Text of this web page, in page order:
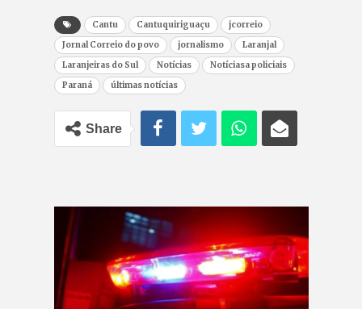
Cantu Cantuquiriguaçu
jcorreio
Jornal Correio do povo
jornalismo
Laranjal
Laranjeiras do Sul
Notícias
Notíciasa policiais
Paraná
últimas notícias
Share